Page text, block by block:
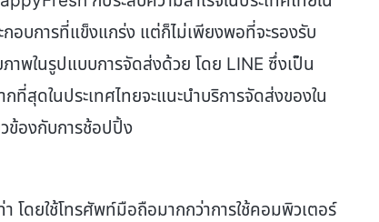
อบการที่แข็งแกร่ง แต่ก็ไม่เพียงพอที่จะรองรับ
พในรูปแบบการจัดส่งด้วย โดย LINE ซึ่งเป็น
สุดในประเทศไทยจะแนะนำบริการจัดส่งของใน
ข้องกับการช้อปปิ้ง
โดยใช้โทรศัพท์มือถือมากกว่าการใช้คอมพิวเตอร์